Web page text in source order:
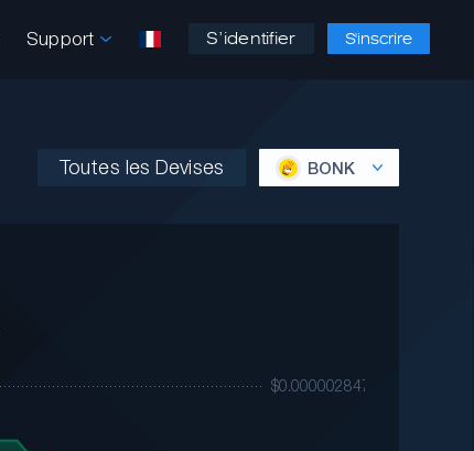
Support S’identifier S'inscrire
Toutes les Devises BONK